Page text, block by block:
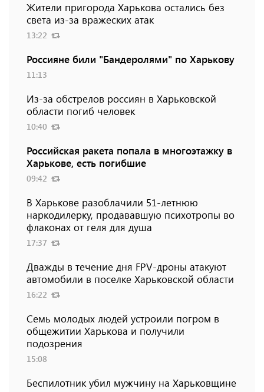
Жители пригорода Харькова остались без
света из-за вражеских атак
13:22
Россияне били "Бандеролями" по Харькову
11:13
Из-за обстрелов россиян в Харьковской
области погиб человек
10:40
Российская ракета попала в многоэтажку в
Харькове, есть погибшие
09:42
В Харькове разоблачили 51-летнюю
наркодилерку, продававшую психотропы во
флаконах от геля для душа
17:37
Дважды в течение дня FPV-дроны атакуют
автомобили в поселке Харьковской области
16:22
Семь молодых людей устроили погром в
общежитии Харькова и получили
подозрения
15:08
Беспилотник убил мужчину на Харьковщине